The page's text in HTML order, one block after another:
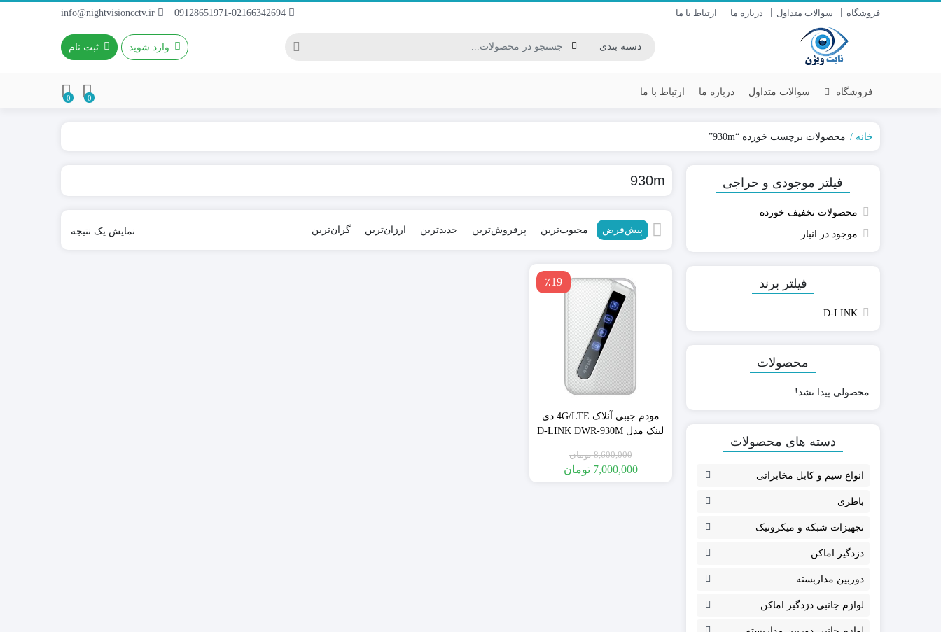
فروشگاه سوالات متداول درباره ما ارتباط با ما
وارد شوید ثبت نام
فروشگاه
یونی ویو UNV
آیمو IMOU
دستگاه DVR / NVR
سایان (SAYAN)
پارادوکس PARADOX
فایروال FIREWALL
گپ GAP
مکسرون MAXRON
بلوتوثی (Bluetooth)
کدلرن ( Code learning)
مودم سیمکارتی
روتر و اکسس پوینت
سوالات متداول درباره ما ارتباط با ما
0
0
خانه محصولات برچسب خورده “930m”
930m
پیش‌فرض محبوب‌ترین پرفروش‌ترین جدیدترین ارزان‌ترین گران‌ترین نمایش یک نتیجه
٪19
مودم جیبی آنلاک 4G/LTE دی
لینک مدل D-LINK DWR-930M
8,600,000 تومان
7,000,000 تومان
فیلتر موجودی و حراجی
محصولات تخفیف خورده
موجود در انبار
فیلتر برند
D-LINK
محصولات
محصولی پیدا نشد!
دسته های محصولات
انواع سیم و کابل مخابراتی
باطری
تجهیزات شبکه و میکروتیک
دزدگیر اماکن
دوربین مداربسته
لوازم جانبی دزدگیر اماکن